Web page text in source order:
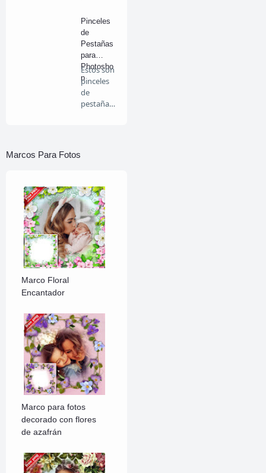
os en …
Pinceles
de
Pestañas
para
Photosho
p
Estos son
pinceles
de
pestañas
Marcos Para Fotos
Marco Floral
Encantador
Marco para fotos
decorado con flores
de azafrán